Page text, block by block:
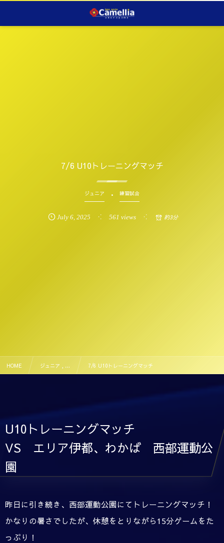
7/6 U10トレーニングマッチ
ジュニア 練習試合
July 6,2025 561 views 約3分
HOME ジュニア , … 7/6 U10トレーニングマッチ
U10トレーニングマッチ
VS エリア伊都、わかば 西部運動公
園
昨日に引き続き、西部運動公園にてトレーニングマッチ！
かなりの暑さでしたが、休憩をとりながら15分ゲームをた
っぷり！